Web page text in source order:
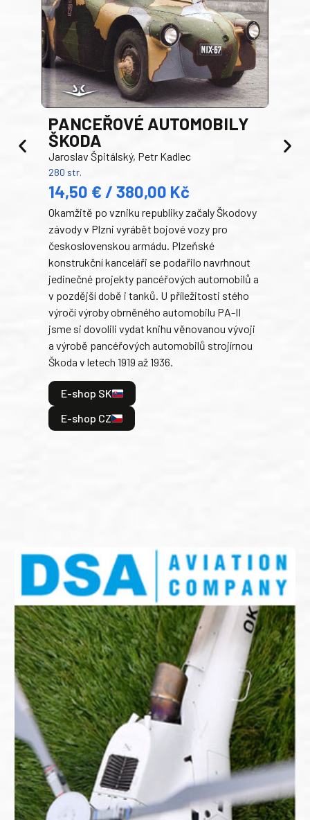
PANCEŘOVÉ AUTOMOBILY
ŠKODA
Jaroslav Špitálský, Petr Kadlec
280 str.
14,50 € / 380,00 Kč
Okamžitě po vzniku republiky začaly Škodovy
závody v Plzni vyrábět bojové vozy pro
československou armádu. Plzeňské
konstrukční kanceláři se podařilo navrhnout
jedinečné projekty pancéřových automobilů a
v pozdější době i tanků. U příležitosti stého
výročí výroby obrněného automobilu PA-II
jsme si dovolili vydat knihu věnovanou vývoji
a výrobě pancéřových automobilů strojírnou
Škoda v letech 1919 až 1936.
E-shop SK
E-shop CZ